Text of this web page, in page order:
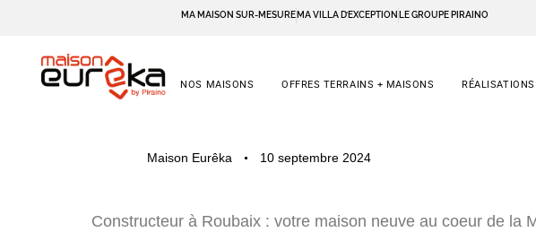
MA MAISON SUR-MESURE MA VILLA D’EXCEPTION LE GROUPE PIRAINO
NOS MAISONS OFFRES TERRAINS + MAISONS RÉALISATIONS
Maison Eurêka
10 septembre 2024
Constructeur à Roubaix : votre maison neuve au coeur de la